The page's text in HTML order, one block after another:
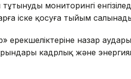
мониторингі
іске қосуға тыйым
ерекшеліктеріне назар
кадрлық және